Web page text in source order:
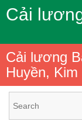
Cải
Cải lương
Huyền,